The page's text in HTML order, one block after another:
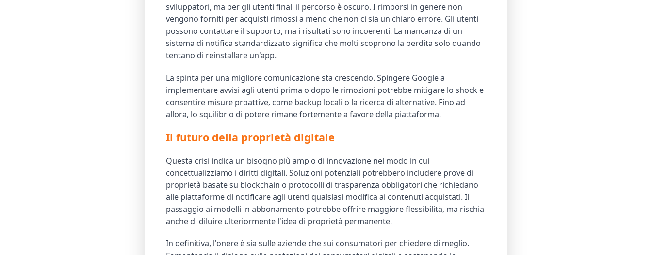
sviluppatori, ma per gli utenti finali il percorso è oscuro. I rimborsi in genere non
vengono forniti per acquisti rimossi a meno che non ci sia un chiaro errore. Gli utenti
possono contattare il supporto, ma i risultati sono incoerenti. La mancanza di un
sistema di notifica standardizzato significa che molti scoprono la perdita solo quando
tentano di reinstallare un'app.
La spinta per una migliore comunicazione sta crescendo. Spingere Google a
implementare avvisi agli utenti prima o dopo le rimozioni potrebbe mitigare lo shock e
consentire misure proattive, come backup locali o la ricerca di alternative. Fino ad
allora, lo squilibrio di potere rimane fortemente a favore della piattaforma.
Il futuro della proprietà digitale
Questa crisi indica un bisogno più ampio di innovazione nel modo in cui
concettualizziamo i diritti digitali. Soluzioni potenziali potrebbero includere prove di
proprietà basate su blockchain o protocolli di trasparenza obbligatori che richiedano
alle piattaforme di notificare agli utenti qualsiasi modifica ai contenuti acquistati. Il
passaggio ai modelli in abbonamento potrebbe offrire maggiore flessibilità, ma rischia
anche di diluire ulteriormente l'idea di proprietà permanente.
In definitiva, l'onere è sia sulle aziende che sui consumatori per chiedere di meglio.